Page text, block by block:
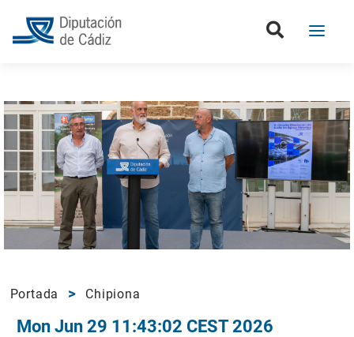
Portada Chipiona
Mon Jun 29 11:43:02 CEST 2026